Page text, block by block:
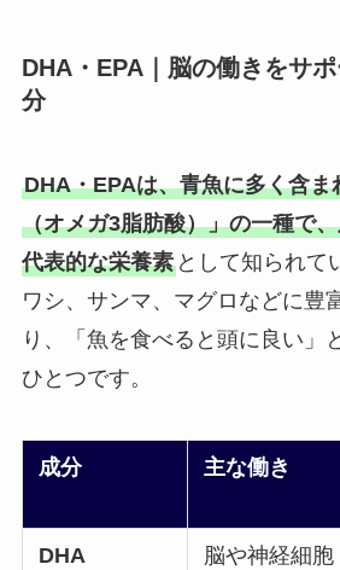
DHA・EPA｜脳の働きをサ
分
DHA・EPAは、青魚に多く含ま
（オメガ3脂肪酸）」の一種で
代表的な栄養素として知られて
ワシ、サンマ、マグロなどに豊
り、「魚を食べると頭に良い」
ひとつです。
成分 主な働き
DHA
脳や神経細胞